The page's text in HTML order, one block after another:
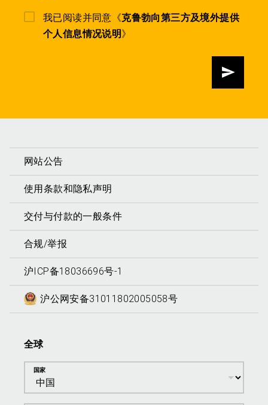
我已阅读并同意《克鲁勃向第三方及境外提供
个人信息情况说明》
发送
网站公告
使用条款和隐私声明
交付与付款的一般条件
合规/举报
沪ICP备18036696号-1
沪公网安备31011802005058号
全球
国家